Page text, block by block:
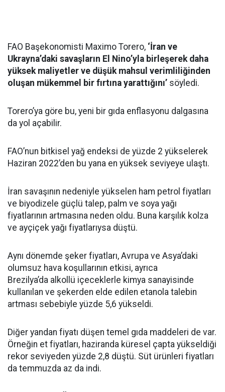
FAO Başekonomisti Maximo Torero, ‘İran ve
Ukrayna’daki savaşların El Nino’yla birleşerek daha
yüksek maliyetler ve düşük mahsul verimliliğinden
oluşan mükemmel bir fırtına yarattığını’ söyledi.
Torero’ya göre bu, yeni bir gıda enflasyonu dalgasına
da yol açabilir.
FAO’nun bitkisel yağ endeksi de yüzde 2 yükselerek
Haziran 2022’den bu yana en yüksek seviyeye ulaştı.
İran savaşının nedeniyle yükselen ham petrol fiyatları
ve biyodizele güçlü talep, palm ve soya yağı
fiyatlarının artmasına neden oldu. Buna karşılık kolza
ve ayçiçek yağı fiyatlarıysa düştü.
Aynı dönemde şeker fiyatları, Avrupa ve Asya’daki
olumsuz hava koşullarının etkisi, ayrıca
Brezilya’da alkollü içeceklerle kimya sanayisinde
kullanılan ve şekerden elde edilen etanola talebin
artması sebebiyle yüzde 5,6 yükseldi.
Diğer yandan fiyatı düşen temel gıda maddeleri de var.
Örneğin et fiyatları, haziranda küresel çapta yükseldiği
rekor seviyeden yüzde 2,8 düştü. Süt ürünleri fiyatları
da temmuzda az da indi.